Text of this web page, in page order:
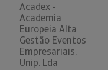
Acadex -
Academia
Europeia Alta
Gestão Eventos
Empresariais,
Unip. Lda